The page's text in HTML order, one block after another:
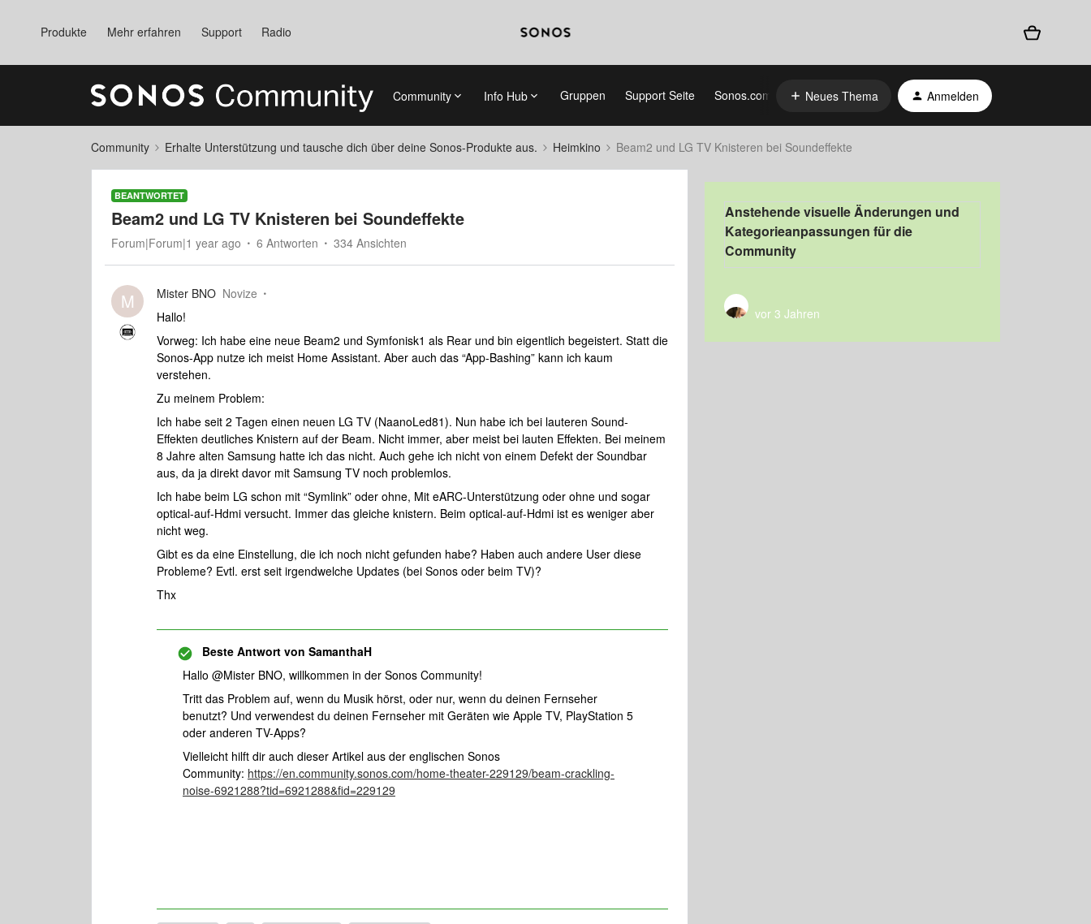
Produkte Mehr erfahren Support Radio
Community Info Hub Gruppen Support Seite Sonos.com Neues Thema Anmelden
Community Erhalte Unterstützung und tausche dich über deine Sonos-Produkte aus. Heimkino Beam2 und LG TV Knisteren bei Soundeffekte
BEANTWORTET
Beam2 und LG TV Knisteren bei Soundeffekte
Forum|Forum|1 year ago 6 Antworten 334 Ansichten
M Mister BNO Novize
Hallo!
Vorweg: Ich habe eine neue Beam2 und Symfonisk1 als Rear und bin eigentlich begeistert. Statt die
Sonos-App nutze ich meist Home Assistant. Aber auch das “App-Bashing” kann ich kaum
verstehen.
Zu meinem Problem:
Ich habe seit 2 Tagen einen neuen LG TV (NaanoLed81). Nun habe ich bei lauteren Sound-
Effekten deutliches Knistern auf der Beam. Nicht immer, aber meist bei lauten Effekten. Bei meinem
8 Jahre alten Samsung hatte ich das nicht. Auch gehe ich nicht von einem Defekt der Soundbar
aus, da ja direkt davor mit Samsung TV noch problemlos.
Ich habe beim LG schon mit “Symlink” oder ohne, Mit eARC-Unterstützung oder ohne und sogar
optical-auf-Hdmi versucht. Immer das gleiche knistern. Beim optical-auf-Hdmi ist es weniger aber
nicht weg.
Gibt es da eine Einstellung, die ich noch nicht gefunden habe? Haben auch andere User diese
Probleme? Evtl. erst seit irgendwelche Updates (bei Sonos oder beim TV)?
Thx
Beste Antwort von SamanthaH
Hallo @Mister BNO, willkommen in der Sonos Community!
Tritt das Problem auf, wenn du Musik hörst, oder nur, wenn du deinen Fernseher
benutzt? Und verwendest du deinen Fernseher mit Geräten wie Apple TV, PlayStation 5
oder anderen TV-Apps?
Vielleicht hilft dir auch dieser Artikel aus der englischen Sonos
Community: https://en.community.sonos.com/home-theater-229129/beam-crackling-
noise-6921288?tid=6921288&fid=229129
Anstehende visuelle Änderungen und
Kategorieanpassungen für die
Community
vor 3 Jahren